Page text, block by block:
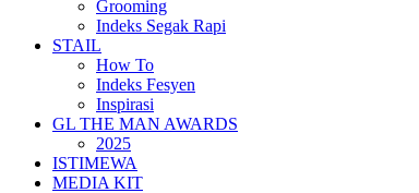
Grooming
Indeks Segak Rapi
STAIL
How To
Indeks Fesyen
Inspirasi
GL THE MAN AWARDS
2025
ISTIMEWA
MEDIA KIT